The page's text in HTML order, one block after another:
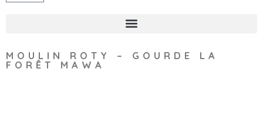
MOULIN ROTY – GOURDE LA
FORÊT MAWA